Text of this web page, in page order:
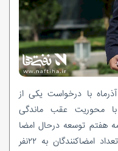
/استیضاح وزیرنفت از ۴ آذرماه با درخواست یکی از
محوریت عقب ماندگی
هفتم توسعه درحال امضا
شدن است که تا پایان روز جمعه،تعداد امضاکنندگان به ۲۲نفر